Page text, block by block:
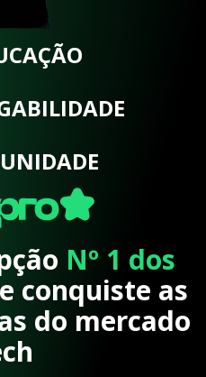
Nº 1 dos
e conquiste as
do mercado